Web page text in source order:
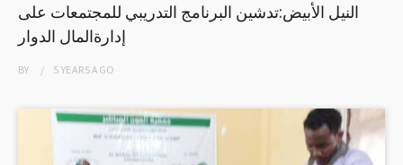
النيل الأبيض:تدشين البرنامج التدريبي للمجتمعات على
إدارةالمال الدوار
BY 5 YEARSAGO